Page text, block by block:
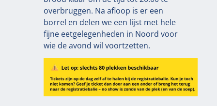
overbruggen. Na afloop is er een
borrel en delen we een lijst met hele
fijne eetgelegenheden in Noord voor
wie de avond wil voortzetten.